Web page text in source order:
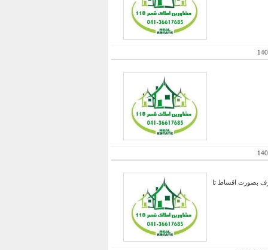
اولیه حدود 2/5 میلیارد و مابقی طبق عرف بصورت اقساط تا